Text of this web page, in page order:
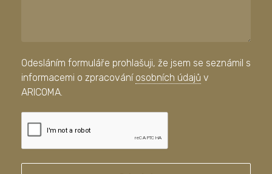
Odesláním formuláře prohlašuji, že jsem se seznámil s
informacemi o zpracování osobních údajů v
ARICOMA.